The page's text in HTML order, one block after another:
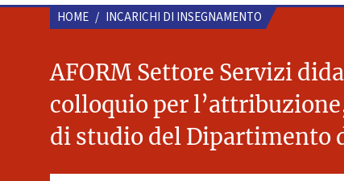
HOME / INCARICHI DI INSEGNAMENTO
AFORM Settore Servizi
colloquio per
di studio del Dipartimento